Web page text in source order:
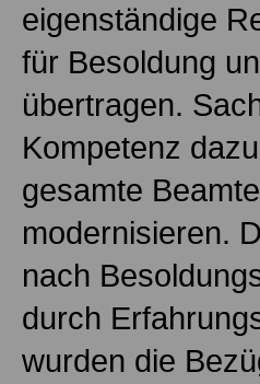
eigenständige
für Besoldung
übertragen.
Kompetenz
gesamte
modernisieren.
nach
durch
wurden die